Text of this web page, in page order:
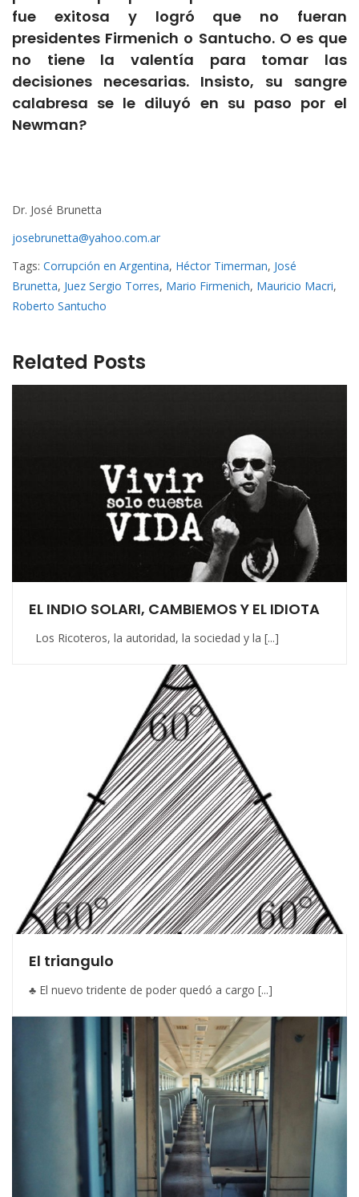
fue exitosa y logró que no fueran
presidentes Firmenich o Santucho. O es que
no tiene la valentía para tomar las
decisiones necesarias. Insisto, su sangre
calabresa se le diluyó en su paso por el
Newman?
Dr. José Brunetta
josebrunetta@yahoo.com.ar
Tags: Corrupción en Argentina, Héctor Timerman, José
Brunetta, Juez Sergio Torres, Mario Firmenich, Mauricio Macri,
Roberto Santucho
Related Posts
EL INDIO SOLARI, CAMBIEMOS Y EL IDIOTA
Los Ricoteros, la autoridad, la sociedad y la [...]
El triangulo
♣ El nuevo tridente de poder quedó a cargo [...]